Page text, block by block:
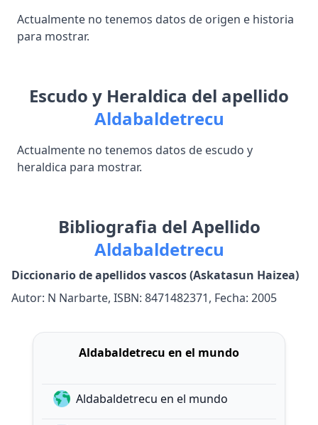
Actualmente no tenemos datos de origen e historia
para mostrar.
Escudo y Heraldica del apellido
Aldabaldetrecu
Actualmente no tenemos datos de escudo y
heraldica para mostrar.
Bibliografia del Apellido
Aldabaldetrecu
Diccionario de apellidos vascos (Askatasun Haizea)
Autor: N Narbarte, ISBN: 8471482371, Fecha: 2005
Aldabaldetrecu en el mundo
Aldabaldetrecu en el mundo